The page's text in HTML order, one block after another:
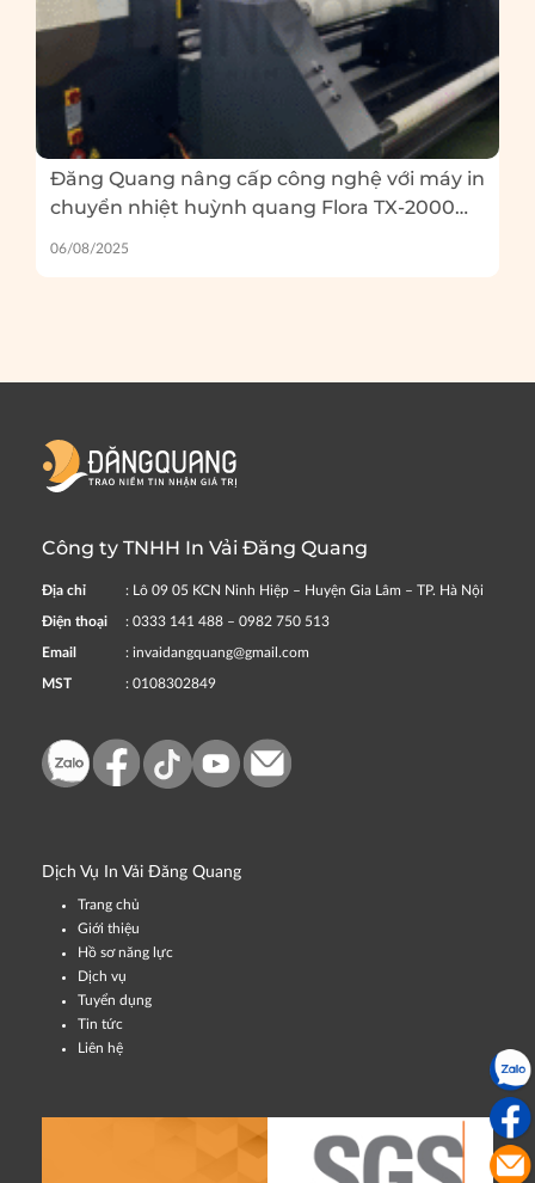
Đăng Quang nâng cấp công nghệ với máy in
chuyển nhiệt huỳnh quang Flora TX-2000
06/08/2025
Công ty TNHH In Vải Đăng Quang
Địa chỉ : Lô 09 05 KCN Ninh Hiệp – Huyện Gia Lâm – TP. Hà Nội
Điện thoại : 0333 141 488 – 0982 750 513
Email : invaidangquang@gmail.com
MST : 0108302849
Dịch Vụ In Vải Đăng Quang
Trang chủ
Giới thiệu
Hồ sơ năng lực
Dịch vụ
Tuyển dụng
Tin tức
Liên hệ